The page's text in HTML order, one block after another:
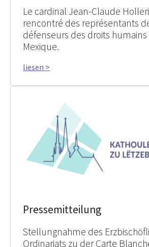
Le cardinal Jean-Claude
rencontré des représentants
défenseurs des droits humains
Mexique.
liesen >
Pressemitteilung
Stellungnahme des
Ordinariats zu der Carte